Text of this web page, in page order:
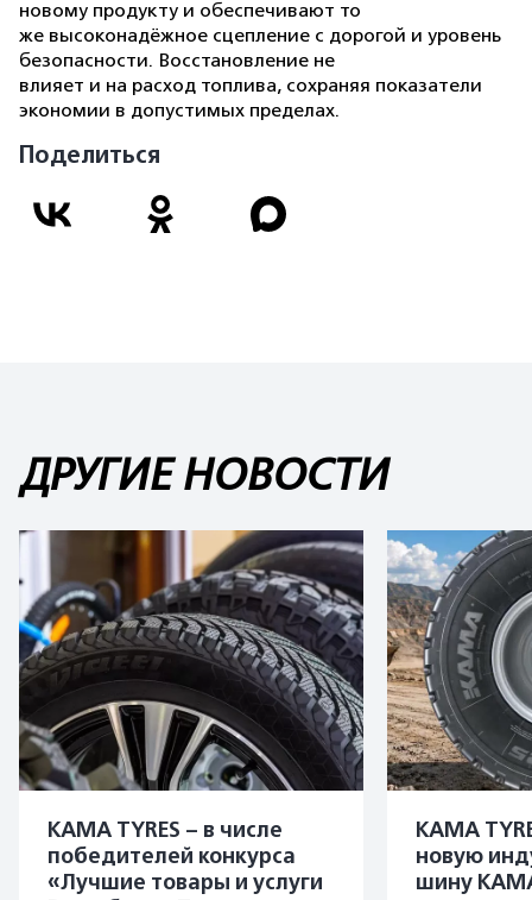
новому продукту и обеспечивают то
же высоконадёжное сцепление с дорогой и уровень
безопасности. Восстановление не
влияет и на расход топлива, сохраняя показатели
экономии в допустимых пределах.
Поделиться
ДРУГИЕ НОВОСТИ
KAMA TYRES – в числе
победителей конкурса
«Лучшие товары и услуги
KAMA
новую
шину